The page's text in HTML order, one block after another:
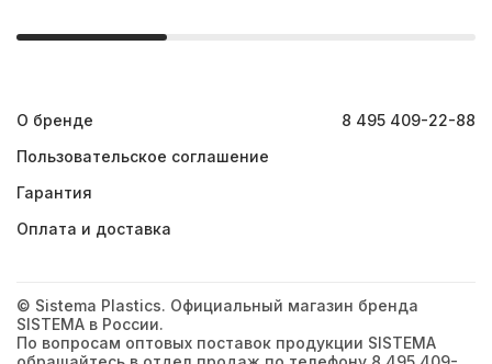
О бренде
Пользовательское соглашение
Гарантия
Оплата и доставка
8 495 409-22-88
© Sistema Plastics. Официальный магазин бренда
SISTEMA в России.
По вопросам оптовых поставок продукции SISTEMA